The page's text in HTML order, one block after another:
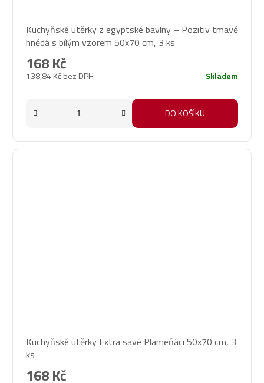
Kuchyňské utěrky z egyptské bavlny – Pozitiv tmavě
hnědá s bílým vzorem 50x70 cm, 3 ks
138,84 Kč bez DPH
168 Kč
Skladem
DO KOŠÍKU
Kuchyňské utěrky Extra savé Plameňáci 50x70 cm, 3
ks
168 Kč